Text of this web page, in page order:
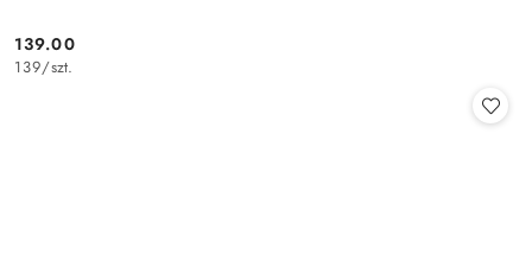
Cena:
139.00
139/szt.